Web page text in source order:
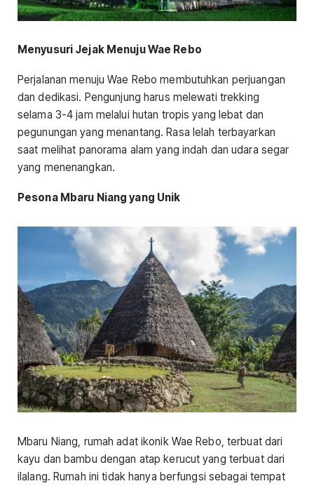
Menyusuri Jejak Menuju Wae Rebo
Perjalanan menuju Wae Rebo membutuhkan perjuangan
dan dedikasi. Pengunjung harus melewati trekking
selama 3-4 jam melalui hutan tropis yang lebat dan
pegunungan yang menantang. Rasa lelah terbayarkan
saat melihat panorama alam yang indah dan udara segar
yang menenangkan.
Pesona Mbaru Niang yang Unik
Mbaru Niang, rumah adat ikonik Wae Rebo, terbuat dari
kayu dan bambu dengan atap kerucut yang terbuat dari
ilalang. Rumah ini tidak hanya berfungsi sebagai tempat